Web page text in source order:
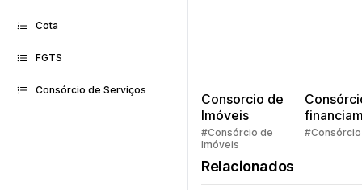
Cota
FGTS
Consórcio de Serviços
Consorcio de
Imóveis
#Consórcio de
Imóveis
Quem
#Consórcio
Relacionados